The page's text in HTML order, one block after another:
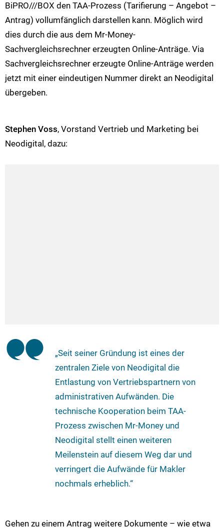
BiPRO///BOX den TAA-Prozess (Tarifierung – Angebot –
Antrag) vollumfänglich darstellen kann. Möglich wird
dies durch die aus dem Mr-Money-
Sachvergleichsrechner erzeugten Online-Anträge. Via
Sachvergleichsrechner erzeugte Online-Anträge werden
jetzt mit einer eindeutigen Nummer direkt an Neodigital
übergeben.
Stephen Voss, Vorstand Vertrieb und Marketing bei
Neodigital, dazu:
„Seit seiner Gründung ist eines der
zentralen Ziele von Neodigital die
Entlastung von Vertriebspartnern von
administrativen Aufwänden. Die
technische Kooperation beim TAA-
Prozess zwischen Mr-Money und
Neodigital stellt einen weiteren
Meilenstein auf diesem Weg dar und
verringert die Aufwände für Makler
nochmals erheblich.“
Gehen zu einem Antrag weitere Dokumente – wie etwa